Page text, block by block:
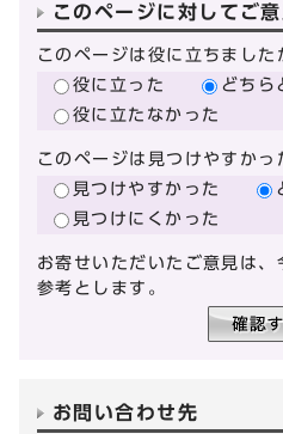
このページに対してご
このページは役に立ちました
役に立った
どちら
役に立たなかった
このページは見つけやすかっ
見つけやすかった
見つけにくかった
お寄せいただいたご意見は
参考とします。
お問い合わせ先